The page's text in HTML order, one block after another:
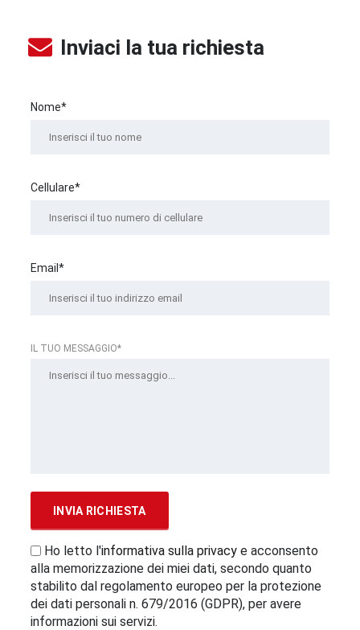
Inviaci la tua richiesta
Nome*
Cellulare*
Email*
IL TUO MESSAGGIO*
Ho letto l'informativa sulla privacy e acconsento
alla memorizzazione dei miei dati, secondo quanto
stabilito dal regolamento europeo per la protezione
dei dati personali n. 679/2016 (GDPR), per avere
informazioni sui servizi.